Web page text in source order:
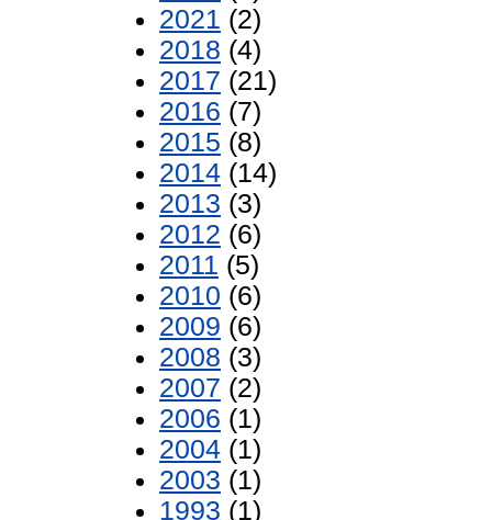
2021 (2)
2018 (4)
2017 (21)
2016 (7)
2015 (8)
2014 (14)
2013 (3)
2012 (6)
2011 (5)
2010 (6)
2009 (6)
2008 (3)
2007 (2)
2006 (1)
2004 (1)
2003 (1)
1993 (1)